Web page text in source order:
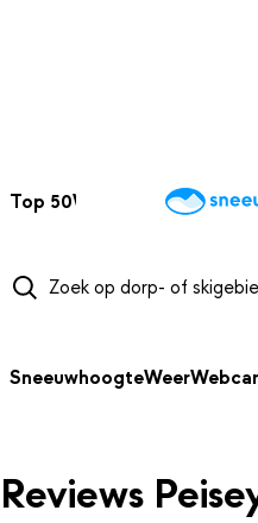
Top 50Webcams
SneeuwhoogteWeer
Reviews